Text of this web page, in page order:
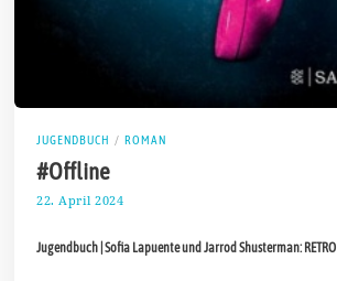
JUGENDBUCH / ROMAN
#Offline
22. April 2024
a
Jugendbuch | Sofia Lapuente und Jarrod Shusterman: RETRO